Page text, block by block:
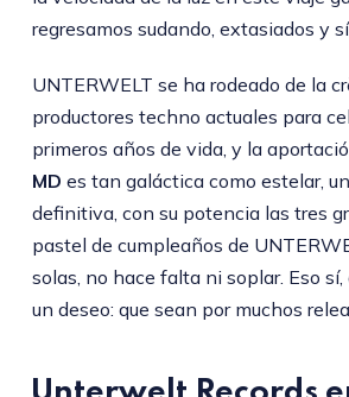
regresamos sudando, extasiados y
UNTERWELT se ha rodeado de la
productores techno actuales para
primeros años de vida, y la
MD es tan galáctica como estelar,
definitiva, con su potencia las tres
pastel de cumpleaños de
solas, no hace falta ni soplar. Eso
un deseo: que sean por muchos